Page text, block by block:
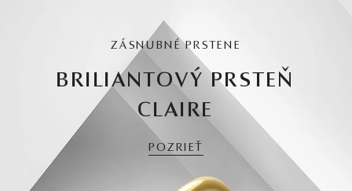
ZÁSNUBNÉ PRSTENE
BRILIANTOVÝ PRSTEŇ
CLAIRE
POZRIEŤ